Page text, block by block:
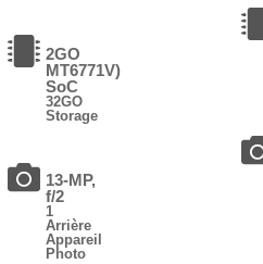
2GO
MT6771V)
SoC
32GO
Storage
13-MP,
f/2
1
Arrière
Appareil
Photo